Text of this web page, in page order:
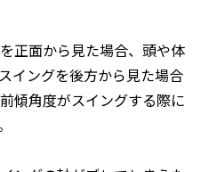
正面から見た場合、頭や体
イングを後方から見た場合
傾角度がスイングする際に